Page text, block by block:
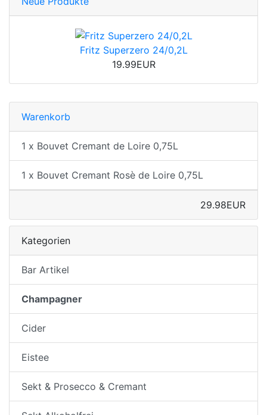
Fritz Superzero 24/0,2L
19.99EUR
Warenkorb
1 x Bouvet Cremant de Loire 0,75L
1 x Bouvet Cremant Rosè de Loire 0,75L
29.98EUR
Kategorien
Bar Artikel
Champagner
Cider
Eistee
Sekt & Prosecco & Cremant